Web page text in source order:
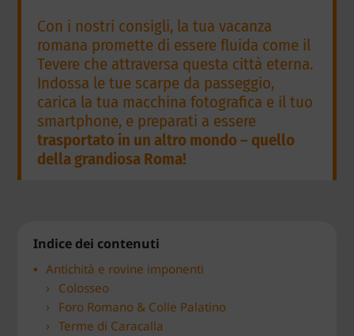
Con i nostri consigli, la tua vacanza
romana promette di essere fluida come il
Tevere che attraversa questa città eterna.
Indossa le tue scarpe da passeggio,
carica la tua macchina fotografica e il tuo
smartphone, e preparati a essere
trasportato in un altro mondo – quello
della grandiosa Roma!
Indice dei contenuti
Antichità e rovine imponenti
Colosseo
Foro Romano & Colle Palatino
Terme di Caracalla